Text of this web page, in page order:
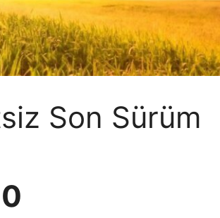
Son Sürüm